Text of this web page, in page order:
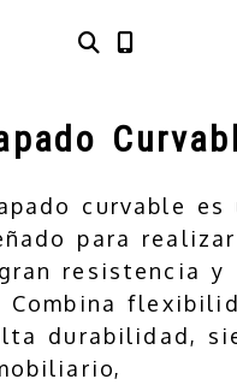
curvable es
para realizar
resistencia y
durabilidad,